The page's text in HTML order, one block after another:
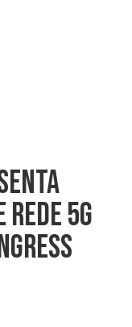
REDE 5G